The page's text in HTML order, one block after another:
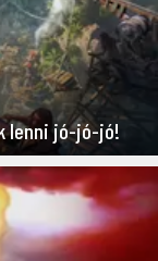
lenni jó-jó-jó!